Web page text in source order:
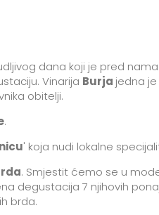
dana koji je pred
Vinarija Burja jedna
obitelji.
.
' koja nudi lokalne
. Smjestit ćemo se u
degustacija 7 njihovih
brda.